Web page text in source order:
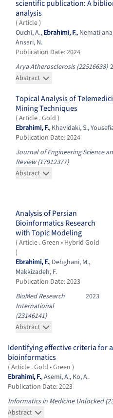
scientific publication: A
analysis
( Article )
Ouchi, A., Ebrahimi, F., Nemati
Ansari, N.
Publication Date: 2024
Arya Atherosclerosis (22516638)
Abstract
Topical Analysis of
Mining Techniques
( Article . Gold )
Ebrahimi, F., Khavidaki, S.,
Publication Date: 2024
Journal of Engineering Science
Review (17912377)
Abstract
Analysis of Persian
Bioinformatics Research
with Topic Modeling
( Article . Green • Hybrid Gold
)
Ebrahimi, F., Dehghani, M.,
Makkizadeh, F.
Publication Date: 2023
BioMed Research
International
(23146141)
2023
Abstract
Identifying effective criteria for
bioinformatics
( Article . Gold • Green )
Ebrahimi, F.,Asemi, A., Ko, A.
Publication Date: 2023
Informatics in Medicine Unlocked
Abstract